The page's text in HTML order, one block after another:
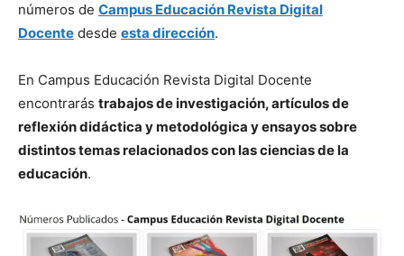
números de Campus Educación Revista Digital
Docente desde esta dirección.
En Campus Educación Revista Digital Docente
encontrarás trabajos de investigación, artículos de
reflexión didáctica y metodológica y ensayos sobre
distintos temas relacionados con las ciencias de la
educación.